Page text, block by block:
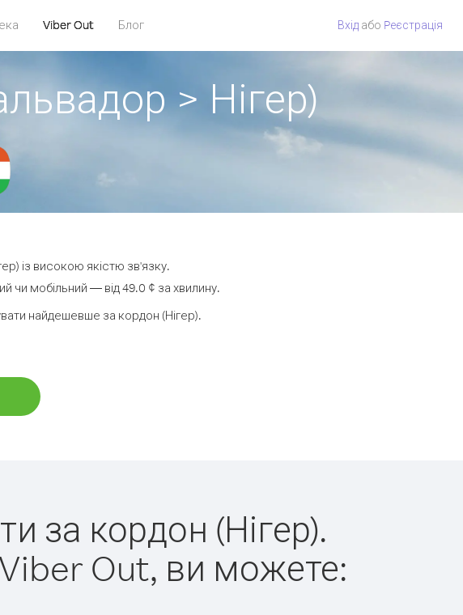
Viber Out Блог Вхід або Pеєстрація
> Нігер)
із високою якістю зв'язку.
чи мобільний — від 49.0 ¢ за хвилину.
найдешевше за кордон (Нігер).
за кордон (Нігер).
Out, ви можете: